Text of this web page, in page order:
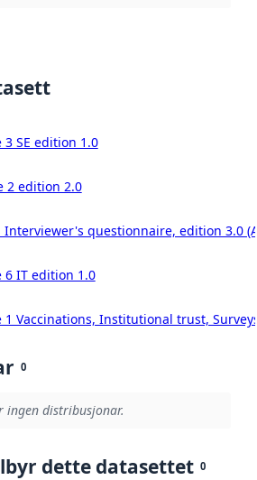
3 SE edition 1.0
2 edition 2.0
Interviewer's questionnaire, edition 3.0
6 IT edition 1.0
1 Vaccinations, Institutional trust,
0
ingen distribusjonar.
dette datasettet 0